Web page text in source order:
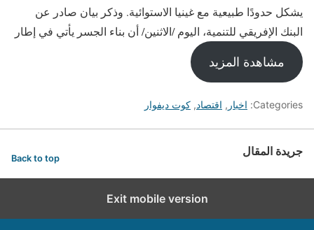
يشكل حدودًا طبيعية مع غينيا الاستوائية. وذكر بيان صادر عن
البنك الإفريقي للتنمية، اليوم /الاثنين/ أن بناء الجسر يأتي في إطار
مشاهدة المزيد
Categories: اخبار , اقتصاد, كوت ديفوار
جريدة المقال Back to top
Exit mobile version